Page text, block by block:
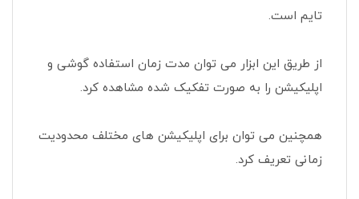
تایم است.
از طریق این ابزار می توان مدت زمان استفاده گوشی و
اپلیکیشن را به صورت تفکیک شده مشاهده کرد.
همچنین می توان برای اپلیکیشن های مختلف محدودیت
زمانی تعریف کرد.